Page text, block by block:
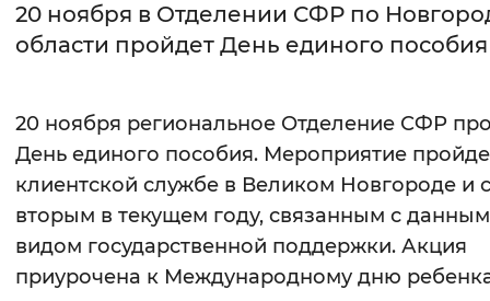
Без засечек С засечками
Нормальный Увеличенный
Цвет сайта
Монохромный Инверсивный
Синий фон
20 ноября в Отделении СФР по
области пройдет День единого пособия
20 ноября региональное Отделение СФР
День единого пособия. Мероприятие
клиентской службе в Великом Новгороде и
вторым в текущем году, связанным с данным
видом государственной поддержки. Акция
приурочена к Международному дню